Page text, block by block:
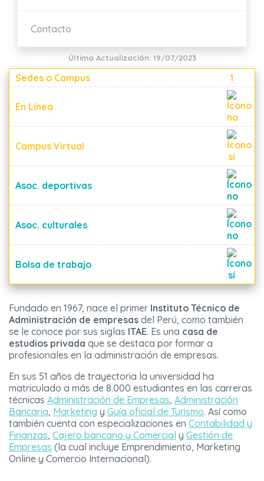
Contacto
Última Actualización: 19/07/2023
Sedes o Campus 1
En Línea
Campus Virtual
Asoc. deportivas
Asoc. culturales
Bolsa de trabajo
Fundado en 1967, nace el primer Instituto Técnico de
Administración de empresas del Perú, como también
se le conoce por sus siglas ITAE. Es una casa de
estudios privada que se destaca por formar a
profesionales en la administración de empresas.
En sus 51 años de trayectoria la universidad ha
matriculado a más de 8.000 estudiantes en las carreras
técnicas Administración de Empresas, Administración
Bancaria, Marketing y Guía oficial de Turismo. Así como
también cuenta con especializaciones en Contabilidad y
Finanzas, Cajero bancario y Comercial y Gestión de
Empresas (la cual incluye Emprendimiento, Marketing
Online y Comercio Internacional).